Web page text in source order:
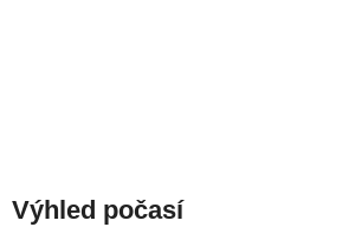
Výhled počasí